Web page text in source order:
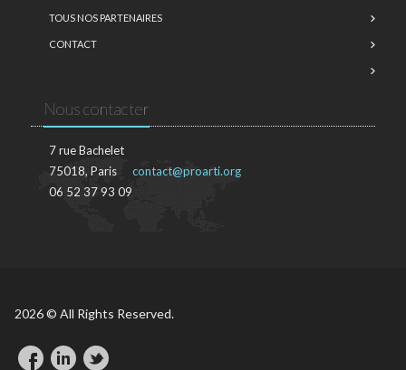
TOUS NOS PARTENAIRES
CONTACT
Nous contacter
7 rue Bachelet
75018, Paris
06 52 37 93 09
contact@proarti.org
2026 © All Rights Reserved.